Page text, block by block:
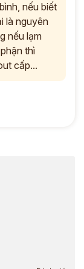
nếu biết
là nguyên
nếu lạm
thì
cấp...